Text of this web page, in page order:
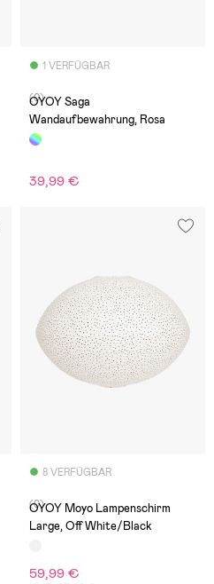
1 VERFÜGBAR
(0)
OYOY Saga
Wandaufbewahrung, Rosa
39,99 €
8 VERFÜGBAR
(0)
OYOY Moyo Lampenschirm
Large, Off White/Black
59,99 €